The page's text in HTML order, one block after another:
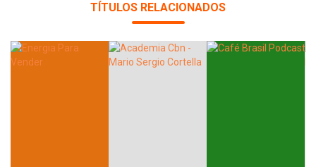
TÍTULOS RELACIONADOS